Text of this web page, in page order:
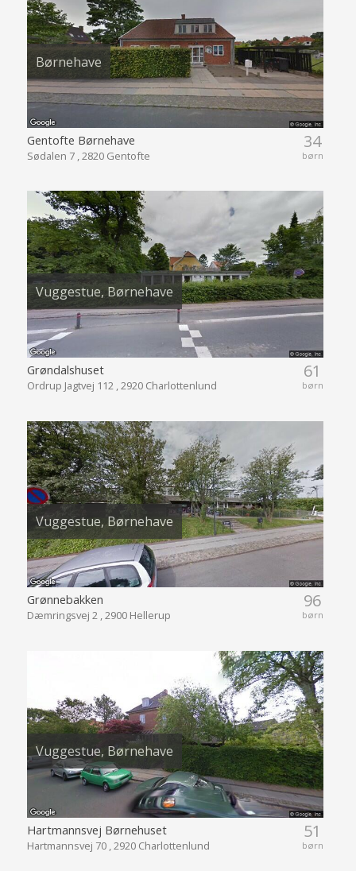
Børnehave
34
børn
Gentofte Børnehave
Sødalen 7 , 2820 Gentofte
Vuggestue, Børnehave
61
børn
Grøndalshuset
Ordrup Jagtvej 112 , 2920 Charlottenlund
Vuggestue, Børnehave
96
børn
Grønnebakken
Dæmringsvej 2 , 2900 Hellerup
Vuggestue, Børnehave
51
børn
Hartmannsvej Børnehuset
Hartmannsvej 70 , 2920 Charlottenlund